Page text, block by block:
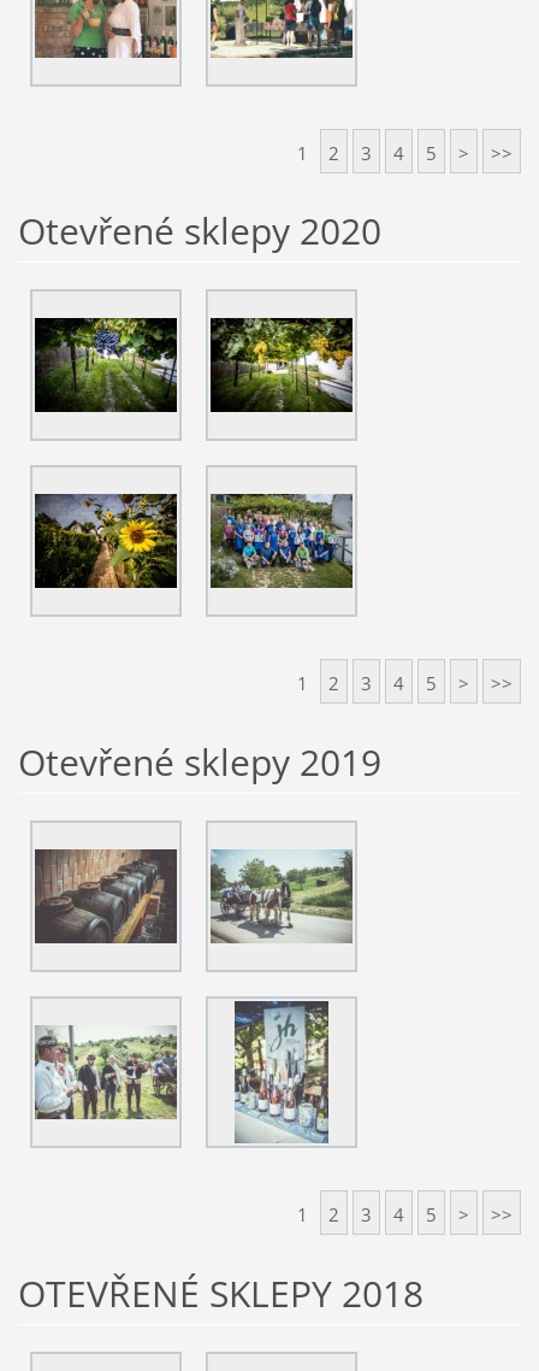
1 2 3 4 5 > >>
Otevřené sklepy 2020
1 2 3 4 5 > >>
Otevřené sklepy 2019
1 2 3 4 5 > >>
OTEVŘENÉ SKLEPY 2018